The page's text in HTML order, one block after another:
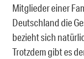
Mitglieder einer
Deutschland die
bezieht sich
Trotzdem gibt es